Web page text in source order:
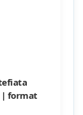
| format